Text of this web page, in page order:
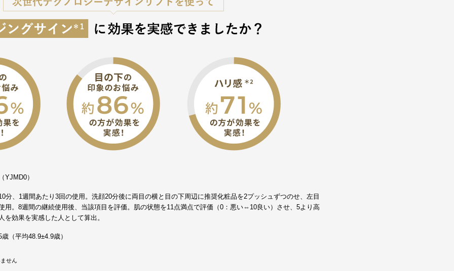
YJMD0）
分、1週間あたり3回の使用。洗顔20分後に両目の横と目の下周辺に推奨化粧品を2プッシュずつのせ、左目
用。8週間の継続使用後、当該項目を評価。肌の状態を11点満点で評価（0：悪い⇔10良い）させ、5より高
を効果を実感した人として算出。
（平均48.9±4.9歳）
せん